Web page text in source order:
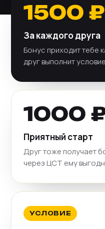
1500 ₽
За каждого друга
Бонус приходит тебе
друг выполнит
1000
Приятный старт
Друг тоже получает
через ЦСТ ему
УСЛОВИЕ